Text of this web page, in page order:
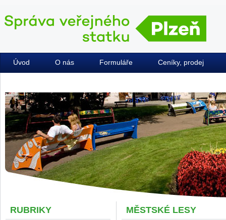
Úvod O nás Formuláře Ceníky, prodej
MĚSTSKÉ LESY
RUBRIKY